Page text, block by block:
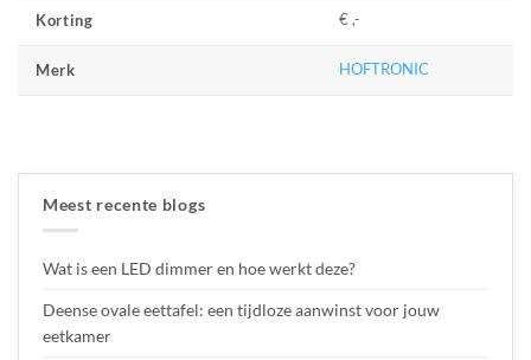
Korting € ,-
Merk HOFTRONIC
Meest recente blogs
Wat is een LED dimmer en hoe werkt deze?
Deense ovale eettafel: een tijdloze aanwinst voor jouw
eetkamer